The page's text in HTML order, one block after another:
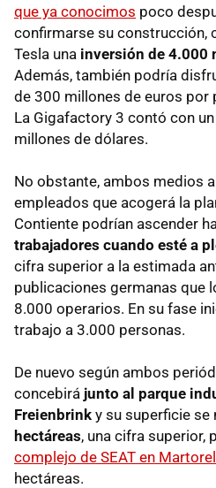
que ya conocimos poco
confirmarse su construcción,
Tesla una inversión de 4.000
Además, también podría
de 300 millones de euros por
La Gigafactory 3 contó con
millones de dólares.
No obstante, ambos medios
empleados que acogerá la
Contiente podrían ascender
trabajadores cuando esté a
cifra superior a la estimada
publicaciones germanas que
8.000 operarios. En su fase
trabajo a 3.000 personas.
De nuevo según ambos
concebirá junto al parque
Freienbrink y su superficie se
hectáreas, una cifra superior,
complejo de SEAT en
hectáreas.